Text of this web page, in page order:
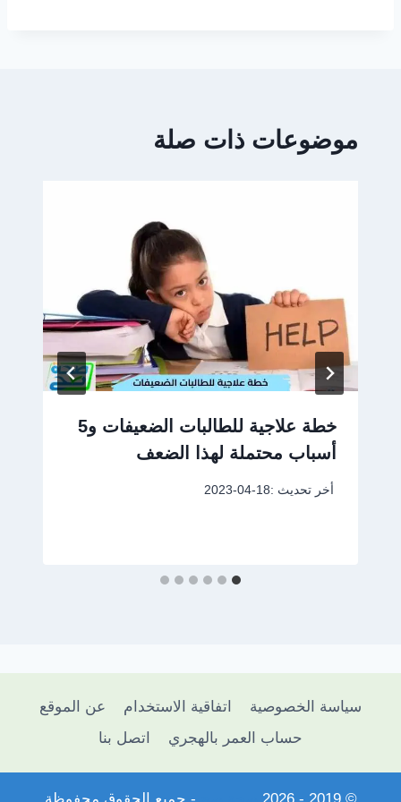
موضوعات ذات صلة
خطة علاجية للطالبات الضعيفات و5
أسباب محتملة لهذا الضعف
أخر تحديث :2023-04-18
سياسة الخصوصية اتفاقية الاستخدام
عن الموقع
حساب العمر بالهجري
اتصل بنا
© 2019 - 2026 - جميع الحقوق محفوظة